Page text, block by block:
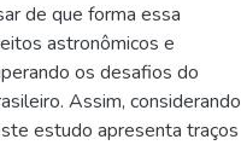
de que forma essa
astronômicos e
os desafios do
Assim, considerando
estudo apresenta traços